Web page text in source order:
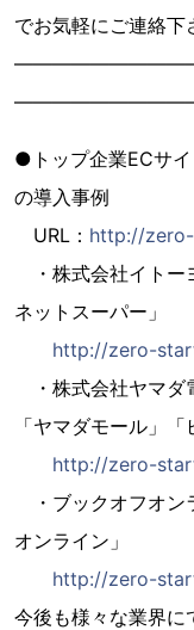
でお気軽にご連絡下
●トップ企業ECサイ
の導入事例
URL： http://
・株式会社イトー
ネットスーパー」
http://zero-
・株式会社ヤマダ
「ヤマダモール」「
http://zero-
・ブックオフオン
オンライン」
http://zero-
今後も様々な業界に